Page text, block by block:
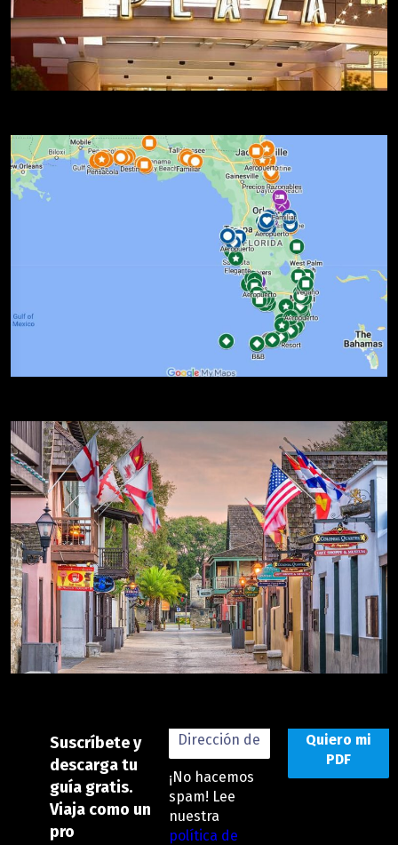
Suscríbete y
descarga tu
guía gratis.
Viaja como un
pro
¡No hacemos
spam! Lee
nuestra
política de